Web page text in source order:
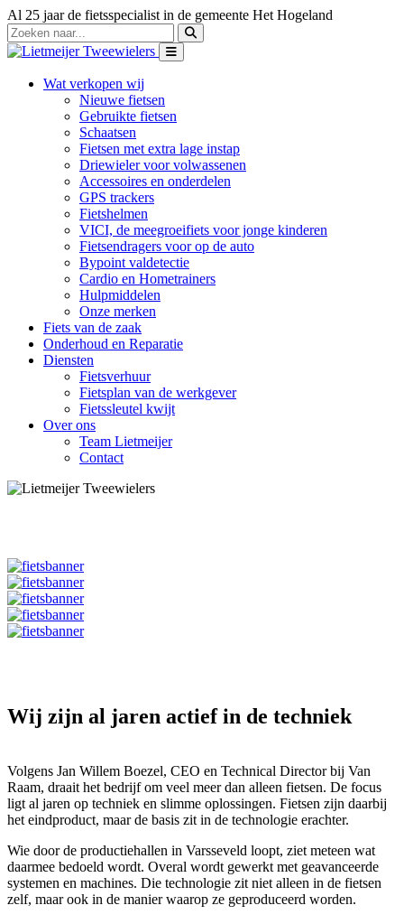
Al 25 jaar de fietsspecialist in de gemeente Het Hogeland
Wat verkopen wij
Nieuwe fietsen
Gebruikte fietsen
Schaatsen
Fietsen met extra lage instap
Driewieler voor volwassenen
Accessoires en onderdelen
GPS trackers
Fietshelmen
VICI, de meegroeifiets voor jonge kinderen
Fietsendragers voor op de auto
Bypoint valdetectie
Cardio en Hometrainers
Hulpmiddelen
Onze merken
Fiets van de zaak
Onderhoud en Reparatie
Diensten
Fietsverhuur
Fietsplan van de werkgever
Fietssleutel kwijt
Over ons
Team Lietmeijer
Contact
Wij zijn al jaren actief in de techniek
Volgens Jan Willem Boezel, CEO en Technical Director bij Van
Raam, draait het bedrijf om veel meer dan alleen fietsen. De focus
ligt al jaren op techniek en slimme oplossingen. Fietsen zijn daarbij
het eindproduct, maar de basis zit in de technologie erachter.
Wie door de productiehallen in Varsseveld loopt, ziet meteen wat
daarmee bedoeld wordt. Overal wordt gewerkt met geavanceerde
systemen en machines. Die technologie zit niet alleen in de fietsen
zelf, maar ook in de manier waarop ze geproduceerd worden.